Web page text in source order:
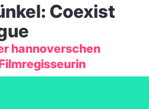
Coexist
hannoverschen